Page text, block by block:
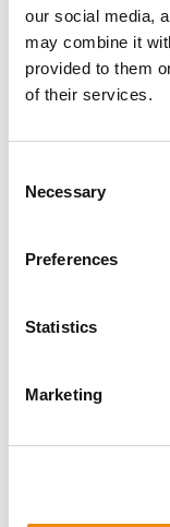
our social media,
may combine it
provided to them
of their services.
Selection
Necessary
Preferences
Statistics
Marketing
In
Der Winter muss
Fütterung, Pflege
Körper und im
Zeit zu machen.